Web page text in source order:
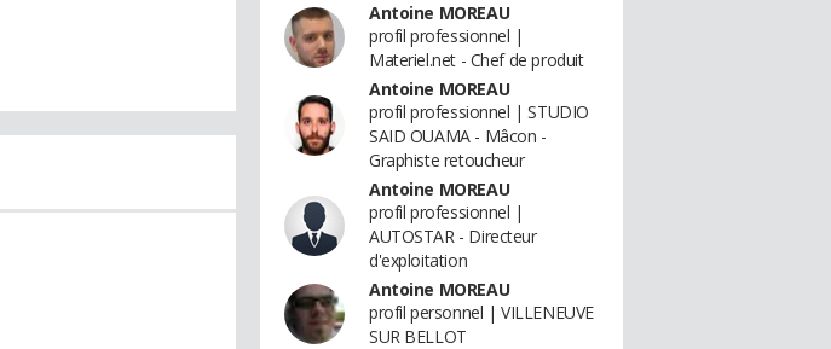
Antoine MOREAU
profil professionnel |
Materiel.net - Chef de produit
Antoine MOREAU
profil professionnel | STUDIO
SAID OUAMA - Mâcon -
Graphiste retoucheur
Antoine MOREAU
profil professionnel |
AUTOSTAR - Directeur
d'exploitation
Antoine MOREAU
profil personnel | VILLENEUVE
SUR BELLOT